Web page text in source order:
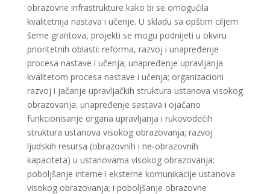
obrazovne infrastrukture kako bi se omogućila
kvalitetnija nastava i učenje. U skladu sa opštim ciljem
šeme grantova, projekti se mogu podnijeti u okviru
prioritetnih oblasti: reforma, razvoj i unapređenje
procesa nastave i učenja; unapređenje upravljanja
kvalitetom procesa nastave i učenja; organizacioni
razvoj i jačanje upravljačkih struktura ustanova visokog
obrazovanja; unapređenje sastava i ojačano
funkcionisanje organa upravljanja i rukovodećih
struktura ustanova visokog obrazovanja; razvoj
ljudskih resursa (obrazovnih i ne-obrazovnih
kapaciteta) u ustanovama visokog obrazovanja;
poboljšanje interne i eksterne komunikacije ustanova
visokog obrazovanja; i poboljšanje obrazovne